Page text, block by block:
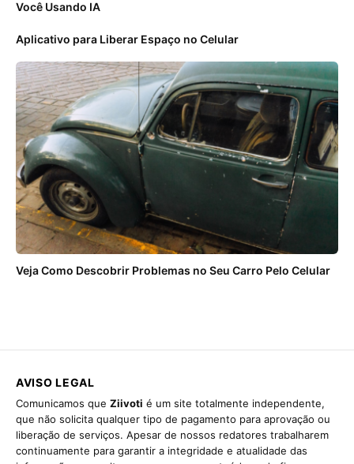
Você Usando IA
Aplicativo para Liberar Espaço no Celular
Veja Como Descobrir Problemas no Seu Carro Pelo Celular
AVISO LEGAL
Comunicamos que Ziivoti é um site totalmente independente,
que não solicita qualquer tipo de pagamento para aprovação ou
liberação de serviços. Apesar de nossos redatores trabalharem
continuamente para garantir a integridade e atualidade das